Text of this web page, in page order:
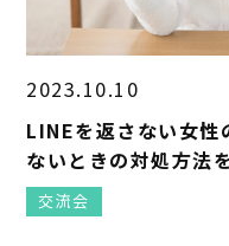
2023.10.10
LINEを返さない女性
ないときの対処方法
交流会